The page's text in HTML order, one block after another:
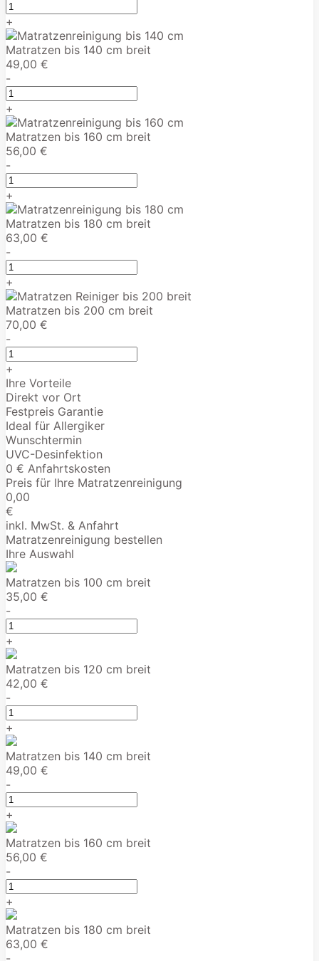
+
Matratzen bis 140 cm breit
49,00 €
-
+
Matratzen bis 160 cm breit
56,00 €
-
+
Matratzen bis 180 cm breit
63,00 €
-
+
Matratzen bis 200 cm breit
70,00 €
-
+
Ihre Vorteile
Direkt vor Ort
Festpreis Garantie
Ideal für Allergiker
Wunschtermin
UVC-Desinfektion
0 € Anfahrtskosten
Preis für Ihre Matratzenreinigung
0,00
€
inkl. MwSt. & Anfahrt
Matratzenreinigung bestellen
Ihre Auswahl
Matratzen bis 100 cm breit
35,00 €
-
+
Matratzen bis 120 cm breit
42,00 €
-
+
Matratzen bis 140 cm breit
49,00 €
-
+
Matratzen bis 160 cm breit
56,00 €
-
+
Matratzen bis 180 cm breit
63,00 €